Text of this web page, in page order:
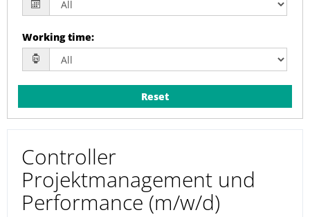
Working time:
Reset
Controller
Projektmanagement und
Performance (m/w/d)